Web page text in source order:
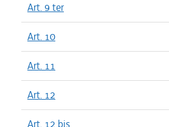
Art. 9 ter
Art. 10
Art. 11
Art. 12
Art. 12 bis